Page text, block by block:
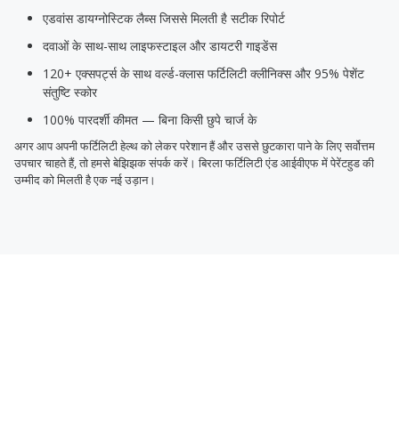
एडवांस डायग्नोस्टिक लैब्स जिससे मिलती है सटीक रिपोर्ट
दवाओं के साथ-साथ लाइफस्टाइल और डायटरी गाइडेंस
120+ एक्सपर्ट्स के साथ वर्ल्ड-क्लास फर्टिलिटी क्लीनिक्स और 95% पेशेंट
संतुष्टि स्कोर
100% पारदर्शी कीमत — बिना किसी छुपे चार्ज के
अगर आप अपनी फर्टिलिटी हेल्थ को लेकर परेशान हैं और उससे छुटकारा पाने के लिए सर्वोत्तम
उपचार चाहते हैं, तो हमसे बेझिझक संपर्क करें। बिरला फर्टिलिटी एंड आईवीएफ में पेरेंटहुड की
उम्मीद को मिलती है एक नई उड़ान।